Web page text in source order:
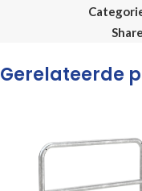
Gerelateerde